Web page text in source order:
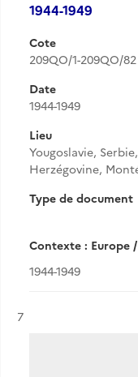
1944-1949
Cote
209QO/1-209QO/
Date
1944-1949
Lieu
Yougoslavie,
Herzégovine,
Type de document
Contexte : Europe /
1944-1949
Résultat n°
7